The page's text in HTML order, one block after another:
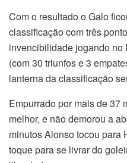
Com o resultado o Galo
classificação com três
invencibilidade jogando no
(com 30 triunfos e 3
lanterna da classificação
Empurrado por mais de 37
melhor, e não demorou a
minutos Alonso tocou para
toque para se livrar do